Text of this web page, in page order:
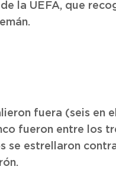
la UEFA, que
fuera (seis en
fueron entre los
se estrellaron